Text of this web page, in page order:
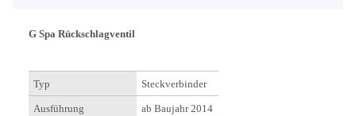
G Spa Rückschlagventil
Typ Steckverbinder
Ausführung ab Baujahr 2014